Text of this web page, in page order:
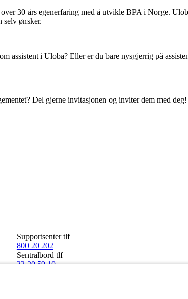
30 års egenerfaring med å utvikle BPA i Norge.
selv ønsker.
assistent i Uloba? Eller er du bare nysgjerrig på
Del gjerne invitasjonen og inviter dem med deg!
Supportsenter tlf
800 20 202
Sentralbord tlf
32 20 59 10